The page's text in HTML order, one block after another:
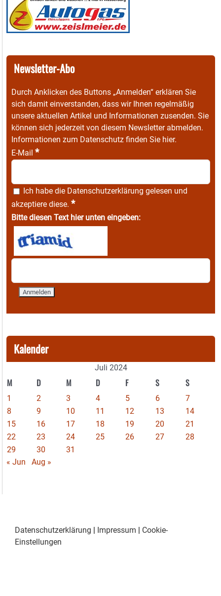
Newsletter-Abo
Durch Anklicken des Buttons „Anmelden“ erklären Sie
sich damit einverstanden, dass wir Ihnen regelmäßig
unsere aktuellen Artikel und Informationen zusenden. Sie
können sich jederzeit von diesem Newsletter abmelden.
Informationen zum Datenschutz finden Sie hier.
E-Mail *
Ich habe die Datenschutzerklärung gelesen und
akzeptiere diese. *
Bitte diesen Text hier unten eingeben:
Kalender
Juli 2024
M D M D F S S
1 2 3 4 5 6
7
8
9 10 11 12 13
14
15
16 17 18 19 20
21
22
23 24 25 26 27
28
29
30
31
« Jun
Aug »
Datenschutzerklärung | Impressum | Cookie-
Einstellungen